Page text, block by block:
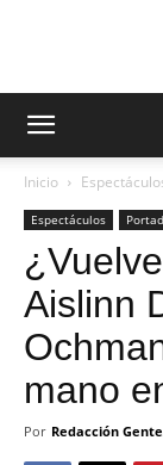
Inicio
Espectáculos
Aislinn
mano
Por Redacción